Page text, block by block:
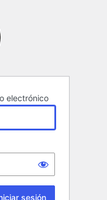
electrónico